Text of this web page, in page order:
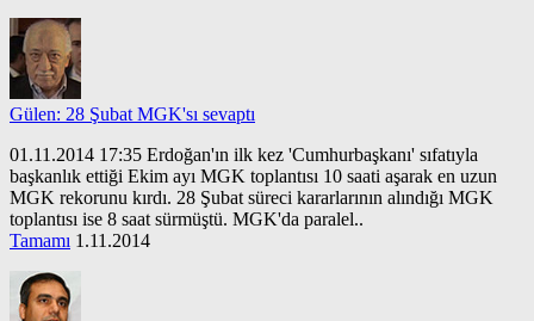
Gülen: 28 Şubat MGK'sı sevaptı
01.11.2014 17:35 Erdoğan'ın ilk kez 'Cumhurbaşkanı' sıfatıyla
başkanlık ettiği Ekim ayı MGK toplantısı 10 saati aşarak en uzun
MGK rekorunu kırdı. 28 Şubat süreci kararlarının alındığı MGK
toplantısı ise 8 saat sürmüştü. MGK'da paralel..
Tamamı 1.11.2014